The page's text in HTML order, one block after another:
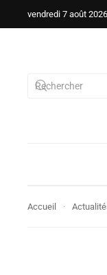
vendredi 7 août 2026
Accueil